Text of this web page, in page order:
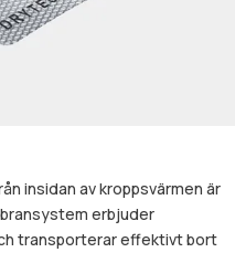
insidan av kroppsvärmen är
erbjuder
transporterar effektivt bort